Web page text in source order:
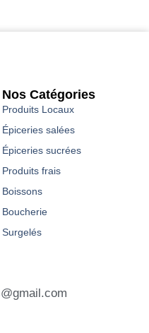
Nos Catégories
Produits Locaux
Épiceries salées
Épiceries sucrées
Produits frais
Boissons
Boucherie
Surgelés